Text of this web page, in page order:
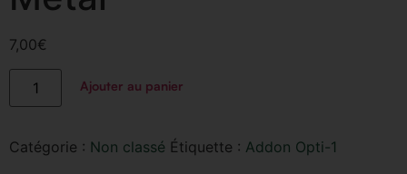
7,00€
Ajouter au panier
Catégorie : Non classé Étiquette : Addon Opti-1